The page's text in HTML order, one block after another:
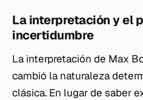
La interpretación y el
incertidumbre
La interpretación de Max
cambió la naturaleza
clásica. En lugar de saber